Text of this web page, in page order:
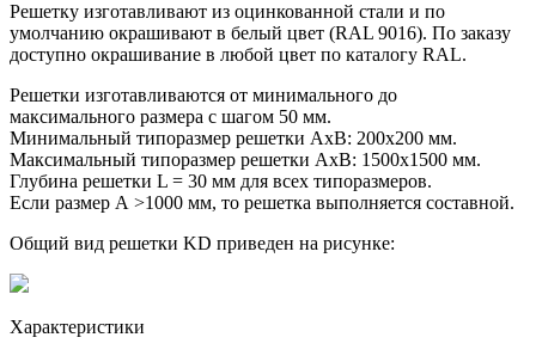
Решетку изготавливают из оцинкованной стали и по
умолчанию окрашивают в белый цвет (RAL 9016). По заказу
доступно окрашивание в любой цвет по каталогу RAL.
Решетки изготавливаются от минимального до
максимального размера с шагом 50 мм.
Минимальный типоразмер решетки АхВ: 200х200 мм.
Максимальный типоразмер решетки АхВ: 1500х1500 мм.
Глубина решетки L = 30 мм для всех типоразмеров.
Если размер А >1000 мм, то решетка выполняется составной.
Общий вид решетки KD приведен на рисунке:
Характеристики